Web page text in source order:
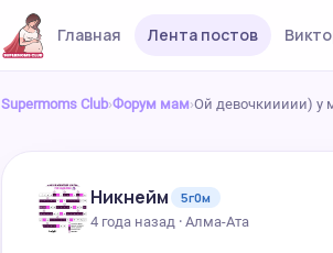
Главная Лента постов
Supermoms Club›Форум мам›Ой девочкиииии) у
Никнейм
5г0м
4 года назад · Алма-Ата